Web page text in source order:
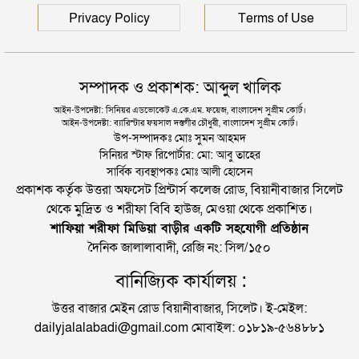
Privacy Policy Terms of Use
সম্পাদক ও প্রকাশক: আব্দুল খালিক
আইন-উপদেষ্টা: সিনিয়র এডভোকেট এ.কে.এম. ফয়েজ, বাংলাদেশ সুপ্রীম কোর্ট।
আইন-উপদেষ্টা: ব্যারিস্টার ফয়সাল দস্তগীর চৌধুরী, বাংলাদেশ সুপ্রীম কোর্ট।
উপ-সম্পাদকঃ মোঃ সুমন আহমদ
সিনিয়র স্টাফ রিপোর্টার: মো: আবু তাহের
সার্বিক ব্যবস্থাপকঃ মোঃ আলী হোসেন
প্রকাশক কর্তৃক উত্তরা অফসেট প্রিন্টার্স কলেজ রোড, বিয়ানীবাজার সিলেট
থেকে মুদ্রিত ও শরীফা বিবি হাউজ, মেওয়া থেকে প্রকাশিত।
শাফিয়া শরীফা মিডিয়া বাড়ীর একটি সহযোগী প্রতিষ্ঠান
দৈনিক জালালাবাদী, রেজি নং: সিল/১৫০
বানিজ্যিক কার্যালয় :
উত্তর বাজার মেইন রোড বিয়ানীবাজার, সিলেট। ই-মেইল:
dailyjalalabadi@gmail.com মোবাইল: ০১৮১৯-৫৬৪৮৮১